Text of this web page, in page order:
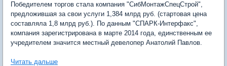
Победителем торгов стала компания "СибМонтажСпецСтрой",
предложившая за свои услуги 1,384 млрд руб. (стартовая цена
составляла 1,8 млрд руб.). По данным "CПАРК-Интерфакс",
компания зарегистрирована в марте 2014 года, единственным ее
учредителем значится местный девелопер Анатолий Павлов.
Читать дальше